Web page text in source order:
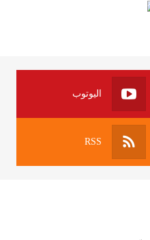
النفاذ إلى المعلومة
اليوتوب
RSS